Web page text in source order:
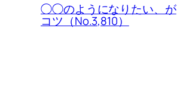
◯◯のようになりたい、が
コツ（No.3,810）